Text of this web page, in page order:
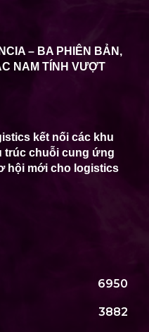
– BA PHIÊN BẢN,
NAM TÍNH VƯỢT
kết nối các khu
trúc chuỗi cung ứng
hội mới cho logistics
6950
3882